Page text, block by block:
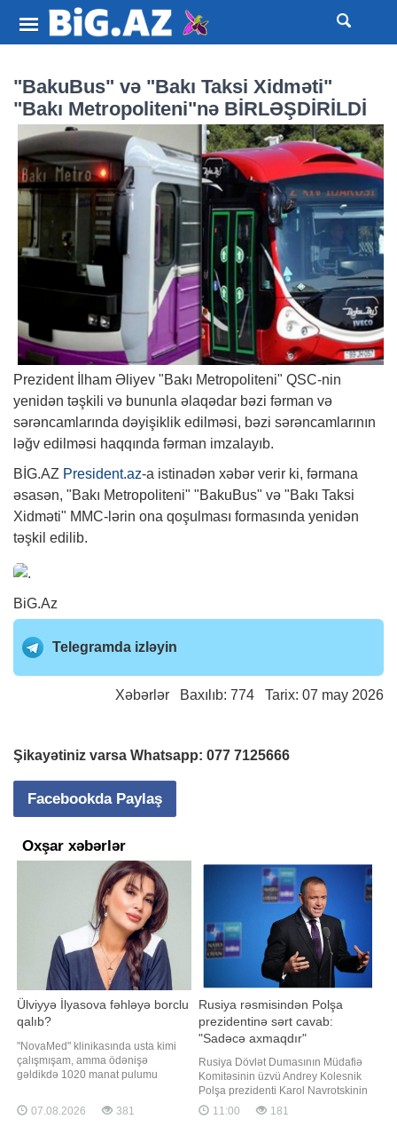
"BakuBus" və "Bakı Taksi Xidməti"
"Bakı Metropoliteni"nə BİRLƏŞDİRİLDİ
Prezident İlham Əliyev "Bakı Metropoliteni" QSC-nin
yenidən təşkili və bununla əlaqədar bəzi fərman və
sərəncamlarında dəyişiklik edilməsi, bəzi sərəncamlarının
ləğv edilməsi haqqında fərman imzalayıb.
BİG.AZ President.az-a istinadən xəbər verir ki, fərmana
əsasən, "Bakı Metropoliteni" "BakuBus" və "Bakı Taksi
Xidməti" MMC-lərin ona qoşulması formasında yenidən
təşkil edilib.
BiG.Az
Telegramda izləyin
Xəbərlər Baxılıb: 774 Tarix: 07 may 2026
Şikayətiniz varsa Whatsapp: 077 7125666
Facebookda Paylaş
Oxşar xəbərlər
Ülviyyə İlyasova fəhləyə borclu
qalıb?
"NovaMed" klinikasında usta kimi
çalışmışam, amma ödənişə
gəldikdə 1020 manat pulumu
adının çəkilməsini istəməyən
vətəndaş müraciət edib. Tibb
07.08.2026 381
Rusiya rəsmisindən Polşa
prezidentinə sərt cavab:
"Sadəcə axmaqdır"
Rusiya Dövlət Dumasının Müdafiə
Komitəsinin üzvü Andrey Kolesnik
Polşa prezidenti Karol Navrotskinin
Ukraynaya "moskvalıları məğlub
etmək" çağırışına münasibət bildirib.
11:00 181